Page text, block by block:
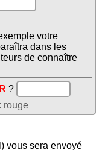
votre
dans les
de connaître
?
rouge
vous sera envoyé